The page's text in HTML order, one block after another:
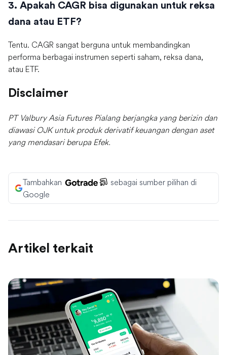
3. Apakah CAGR bisa digunakan untuk reksa
dana atau ETF?
Tentu. CAGR sangat berguna untuk membandingkan
performa berbagai instrumen seperti saham, reksa dana,
atau ETF.
Disclaimer
PT Valbury Asia Futures Pialang berjangka yang berizin dan
diawasi OJK untuk produk derivatif keuangan dengan aset
yang mendasari berupa Efek.
Tambahkan
sebagai sumber pilihan di
Google
Artikel terkait